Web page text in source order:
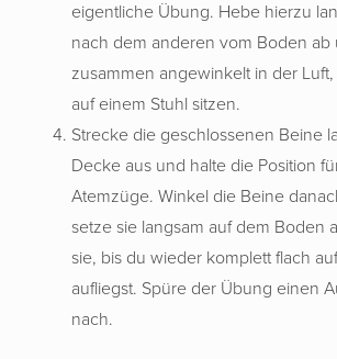
eigentliche Übung. Hebe hierzu
nach dem anderen vom Boden ab
zusammen angewinkelt in der
auf einem Stuhl sitzen.
Strecke die geschlossenen Beine
Decke aus und halte die Position
Atemzüge. Winkel die Beine
setze sie langsam auf dem Boden
sie, bis du wieder komplett flach
aufliegst. Spüre der Übung einen
nach.